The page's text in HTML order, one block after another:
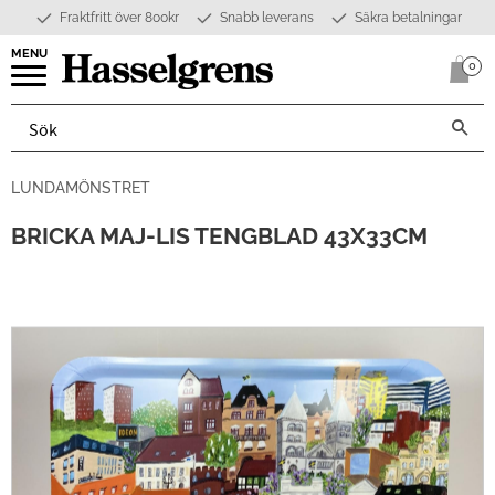
Meny
Fraktfritt över 800kr Snabb leverans Säkra betalningar
0
LUNDAMÖNSTRET
BRICKA MAJ-LIS TENGBLAD 43X33CM